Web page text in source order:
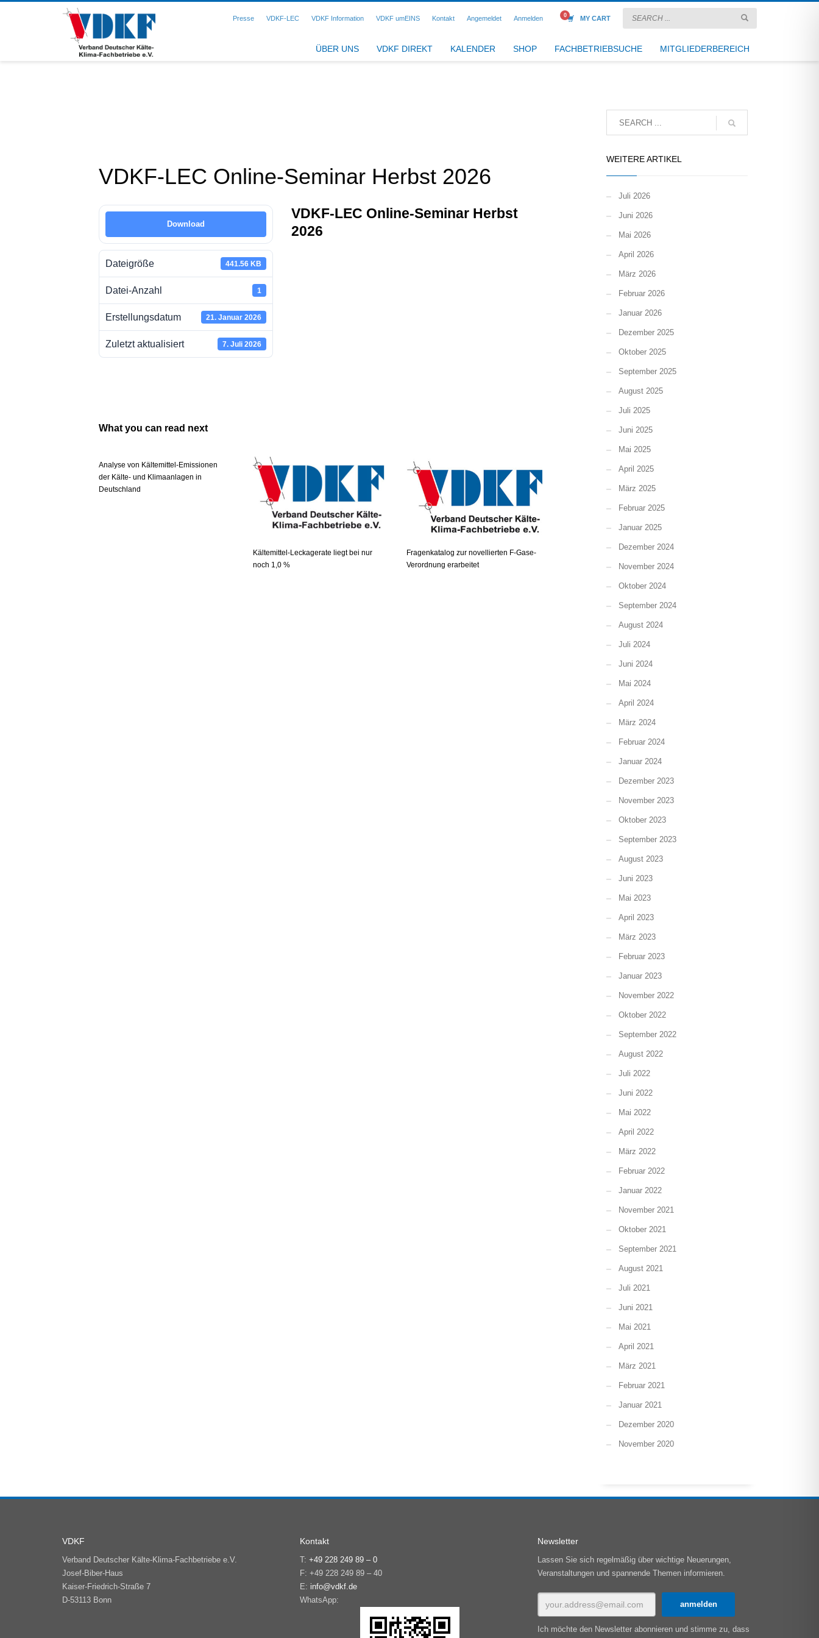
Presse VDKF-LEC VDKF Information VDKF umEINS Kontakt Angemeldet Anmelden MY CART
ÜBER UNS VDKF DIREKT KALENDER SHOP FACHBETRIEBSUCHE MITGLIEDERBEREICH
VDKF-LEC Online-Seminar Herbst 2026
Download
Dateigröße 441.56 KB
Datei-Anzahl 1
Erstellungsdatum 21. Januar 2026
Zuletzt aktualisiert 7. Juli 2026
VDKF-LEC Online-Seminar Herbst
2026
What you can read next
Analyse von Kältemittel-Emissionen
der Kälte- und Klimaanlagen in
Deutschland
Kältemittel-Leckagerate liegt bei nur
noch 1,0 %
Fragenkatalog zur novellierten F-Gase-
Verordnung erarbeitet
WEITERE ARTIKEL
Juli 2026
Juni 2026
Mai 2026
April 2026
März 2026
Februar 2026
Januar 2026
Dezember 2025
Oktober 2025
September 2025
August 2025
Juli 2025
Juni 2025
Mai 2025
April 2025
März 2025
Februar 2025
Januar 2025
Dezember 2024
November 2024
Oktober 2024
September 2024
August 2024
Juli 2024
Juni 2024
Mai 2024
April 2024
März 2024
Februar 2024
Januar 2024
Dezember 2023
November 2023
Oktober 2023
September 2023
August 2023
Juni 2023
Mai 2023
April 2023
März 2023
Februar 2023
Januar 2023
November 2022
Oktober 2022
September 2022
August 2022
Juli 2022
Juni 2022
Mai 2022
April 2022
März 2022
Februar 2022
Januar 2022
November 2021
Oktober 2021
September 2021
August 2021
Juli 2021
Juni 2021
Mai 2021
April 2021
März 2021
Februar 2021
Januar 2021
Dezember 2020
November 2020
VDKF
Verband Deutscher Kälte-Klima-Fachbetriebe e.V.
Josef-Biber-Haus
Kaiser-Friedrich-Straße 7
D-53113 Bonn
Kontakt
T: +49 228 249 89 – 0
F: +49 228 249 89 – 40
E: info@vdkf.de
WhatsApp:
Newsletter
Lassen Sie sich regelmäßig über wichtige Neuerungen,
Veranstaltungen und spannende Themen informieren.
Ich möchte den Newsletter abonnieren und stimme zu, dass